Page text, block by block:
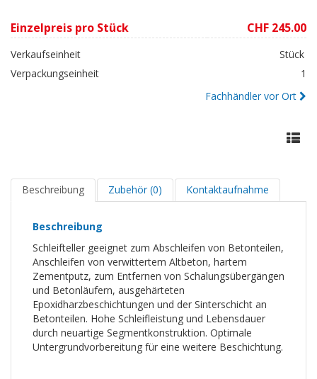
Einzelpreis pro Stück CHF 245.00
Verkaufseinheit
Stück
Verpackungseinheit
1
Fachhändler vor Ort
Beschreibung Zubehör (0) Kontaktaufnahme
Beschreibung
Schleifteller geeignet zum Abschleifen von Betonteilen,
Anschleifen von verwittertem Altbeton, hartem
Zementputz, zum Entfernen von Schalungsübergängen
und Betonläufern, ausgehärteten
Epoxidharzbeschichtungen und der Sinterschicht an
Betonteilen. Hohe Schleifleistung und Lebensdauer
durch neuartige Segmentkonstruktion. Optimale
Untergrundvorbereitung für eine weitere Beschichtung.